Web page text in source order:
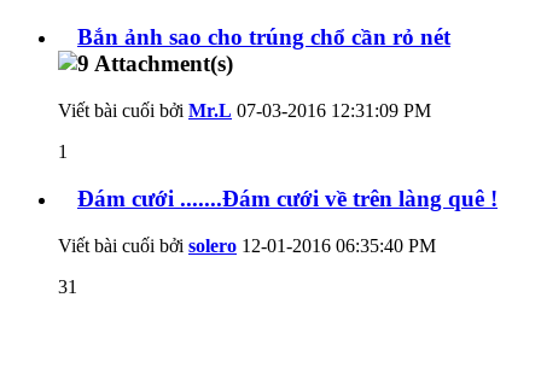
Bắn ảnh sao cho trúng chổ cần rỏ nét
Viết bài cuối bởi Mr.L 07-03-2016 12:31:09 PM
1
Đám cưới .......Đám cưới về trên làng quê !
Viết bài cuối bởi solero 12-01-2016 06:35:40 PM
31